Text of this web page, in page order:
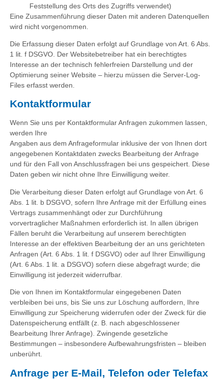
Feststellung des Orts des Zugriffs verwendet)
Eine Zusammenführung dieser Daten mit anderen Datenquellen
wird nicht vorgenommen.
Die Erfassung dieser Daten erfolgt auf Grundlage von Art. 6 Abs.
1 lit. f DSGVO. Der Websitebetreiber hat ein berechtigtes
Interesse an der technisch fehlerfreien Darstellung und der
Optimierung seiner Website – hierzu müssen die Server-Log-
Files erfasst werden.
Kontaktformular
Wenn Sie uns per Kontaktformular Anfragen zukommen lassen,
werden Ihre
Angaben aus dem Anfrageformular inklusive der von Ihnen dort
angegebenen Kontaktdaten zwecks Bearbeitung der Anfrage
und für den Fall von Anschlussfragen bei uns gespeichert. Diese
Daten geben wir nicht ohne Ihre Einwilligung weiter.
Die Verarbeitung dieser Daten erfolgt auf Grundlage von Art. 6
Abs. 1 lit. b DSGVO, sofern Ihre Anfrage mit der Erfüllung eines
Vertrags zusammenhängt oder zur Durchführung
vorvertraglicher Maßnahmen erforderlich ist. In allen übrigen
Fällen beruht die Verarbeitung auf unserem berechtigten
Interesse an der effektiven Bearbeitung der an uns gerichteten
Anfragen (Art. 6 Abs. 1 lit. f DSGVO) oder auf Ihrer Einwilligung
(Art. 6 Abs. 1 lit. a DSGVO) sofern diese abgefragt wurde; die
Einwilligung ist jederzeit widerrufbar.
Die von Ihnen im Kontaktformular eingegebenen Daten
verbleiben bei uns, bis Sie uns zur Löschung auffordern, Ihre
Einwilligung zur Speicherung widerrufen oder der Zweck für die
Datenspeicherung entfällt (z. B. nach abgeschlossener
Bearbeitung Ihrer Anfrage). Zwingende gesetzliche
Bestimmungen – insbesondere Aufbewahrungsfristen – bleiben
unberührt.
Anfrage per E-Mail, Telefon oder Telefax